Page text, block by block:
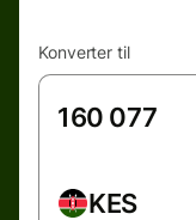
Konverter til
KES